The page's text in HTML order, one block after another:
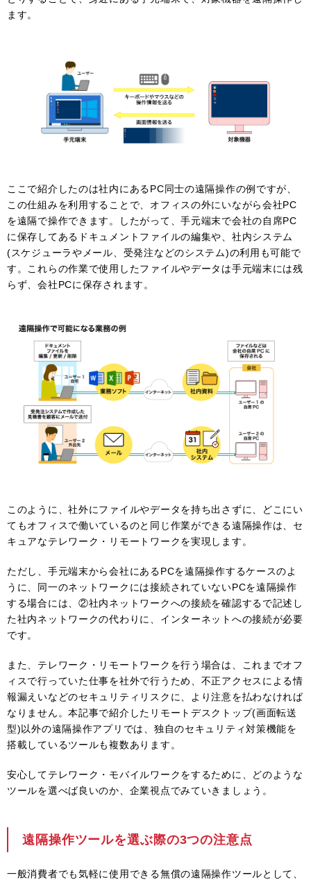
ます。
ここで紹介したのは社内にあるPC同士の遠隔操作の例ですが、
この仕組みを利用することで、オフィスの外にいながら会社PC
を遠隔で操作できます。したがって、手元端末で会社の自席PC
に保存してあるドキュメントファイルの編集や、社内システム
(スケジューラやメール、受発注などのシステム)の利用も可能で
す。これらの作業で使用したファイルやデータは手元端末には残
らず、会社PCに保存されます。
このように、社外にファイルやデータを持ち出さずに、どこにい
てもオフィスで働いているのと同じ作業ができる遠隔操作は、セ
キュアなテレワーク・リモートワークを実現します。
ただし、手元端末から会社にあるPCを遠隔操作するケースのよ
うに、同一のネットワークには接続されていないPCを遠隔操作
する場合には、②社内ネットワークへの接続を確認するで記述し
た社内ネットワークの代わりに、インターネットへの接続が必要
です。
また、テレワーク・リモートワークを行う場合は、これまでオフ
ィスで行っていた仕事を社外で行うため、不正アクセスによる情
報漏えいなどのセキュリティリスクに、より注意を払わなければ
なりません。本記事で紹介したリモートデスクトップ(画面転送
型)以外の遠隔操作アプリでは、独自のセキュリティ対策機能を
搭載しているツールも複数あります。
安心してテレワーク・モバイルワークをするために、どのような
ツールを選べば良いのか、企業視点でみていきましょう。
遠隔操作ツールを選ぶ際の3つの注意点
一般消費者でも気軽に使用できる無償の遠隔操作ツールとして、